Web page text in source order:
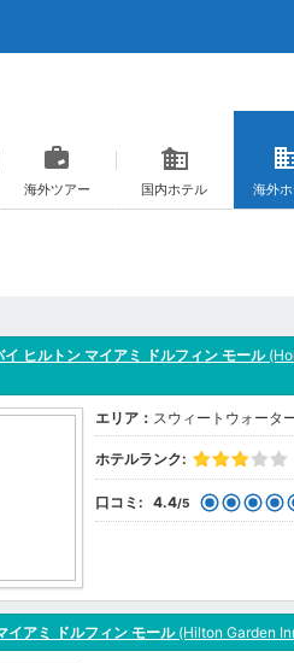
海外ツアー 国内ホテル 海外
ヒルトン マイアミ ドルフィン モール
エリア： スウィートウォータ
ホテルランク:
口コミ: 4.4/5
イアミ ドルフィン モール(Hilton Garden